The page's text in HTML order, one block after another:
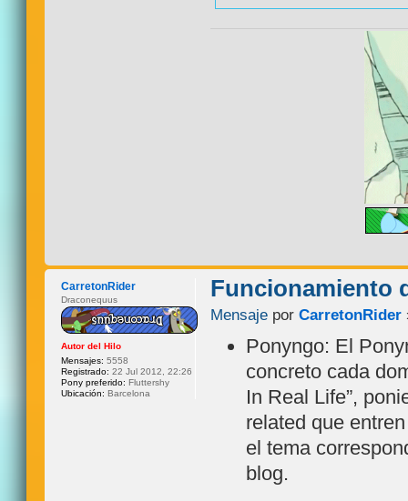
Funcionamiento
Mensaje porCarretonRider
Ponyngo: El
concreto cada
In Real Life”,
related que
el tema
blog.
CarretonRider
Draconequus
Autor del Hilo
Mensajes: 5558
Registrado: 22 Jul 2012, 22:26
Pony preferido: Fluttershy
Ubicación: Barcelona